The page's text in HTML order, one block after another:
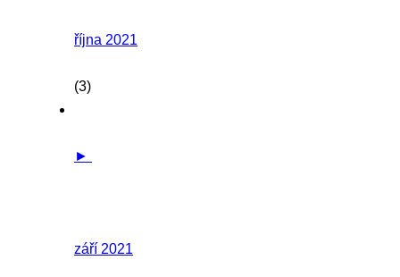
října 2021
(3)
►
září 2021